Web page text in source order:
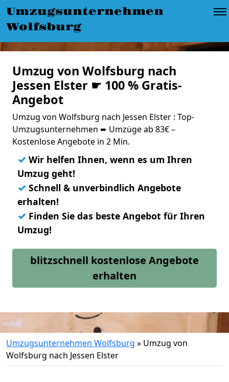
Umzugsunternehmen
Wolfsburg
Umzug von Wolfsburg nach
Jessen Elster ☛ 100 % Gratis-
Angebot
Umzug von Wolfsburg nach Jessen Elster : Top-
Umzugsunternehmen ➨ Umzüge ab 83€ –
Kostenlose Angebote in 2 Min.
✓ Wir helfen Ihnen, wenn es um Ihren
Umzug geht!
✓ Schnell & unverbindlich Angebote
erhalten!
✓ Finden Sie das beste Angebot für Ihren
Umzug!
blitzschnell kostenlose Angebote
erhalten
Umzugsunternehmen Wolfsburg » Umzug von
Wolfsburg nach Jessen Elster